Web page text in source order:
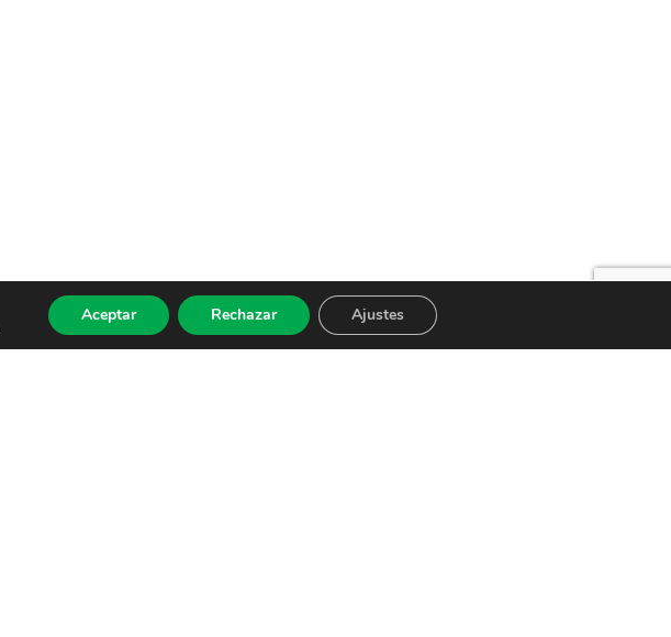
Aceptar Rechazar Ajustes